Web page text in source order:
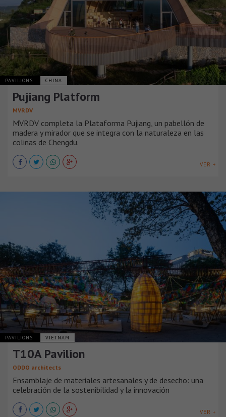
PAVILIONS CHINA
Pujiang Platform
MVRDV
MVRDV completa la Plataforma Pujiang, un pabellón de
madera y mirador que se integra con la naturaleza en las
colinas de Chengdu.
VER +
PAVILIONS VIETNAM
T10A Pavilion
ODDO architects
Ensamblaje de materiales artesanales y de desecho: una
celebración de la sostenibilidad y la innovación
VER +